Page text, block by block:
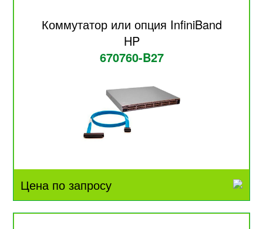
Коммутатор или опция InfiniBand
HP
670760-B27
Цена по запросу